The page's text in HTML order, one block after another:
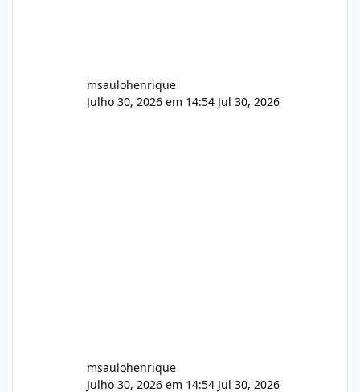
msaulohenrique
Julho 30, 2026 em 14:54 Jul 30, 2026
msaulohenrique
Julho 30, 2026 em 14:54 Jul 30, 2026